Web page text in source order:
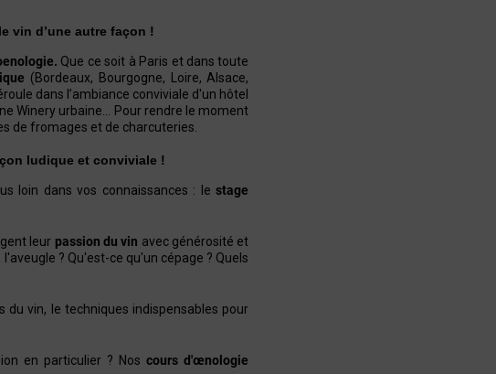
vin d’une autre façon !
Que ce soit à Paris et dans toute
(Bordeaux, Bourgogne, Loire, Alsace,
dans l’ambiance conviviale d'un hôtel
Winery urbaine… Pour rendre le moment
de fromages et de charcuteries.
ludique et conviviale !
loin dans vos connaissances : lestage
leur passion du vin avec générosité et
? Qu'est-ce qu'un cépage ? Quels
du vin, le techniques indispensables pour
en particulier ? Nos cours d'œnologie